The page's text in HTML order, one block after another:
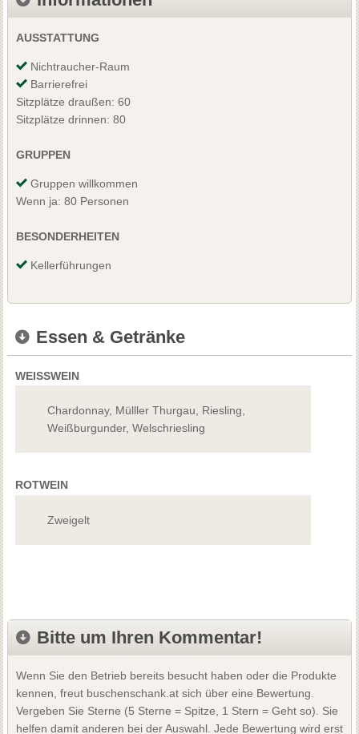
AUSSTATTUNG
Nichtraucher-Raum
Barrierefrei
Sitzplätze draußen: 60
Sitzplätze drinnen: 80
GRUPPEN
Gruppen willkommen
Wenn ja: 80 Personen
BESONDERHEITEN
Kellerführungen
Essen & Getränke
WEISSWEIN
Chardonnay, Mülller Thurgau, Riesling,
Weißburgunder, Welschriesling
ROTWEIN
Zweigelt
Bitte um Ihren Kommentar!
Wenn Sie den Betrieb bereits besucht haben oder die Produkte
kennen, freut buschenschank.at sich über eine Bewertung.
Vergeben Sie Sterne (5 Sterne = Spitze, 1 Stern = Geht so). Sie
helfen damit anderen bei der Auswahl. Jede Bewertung wird erst